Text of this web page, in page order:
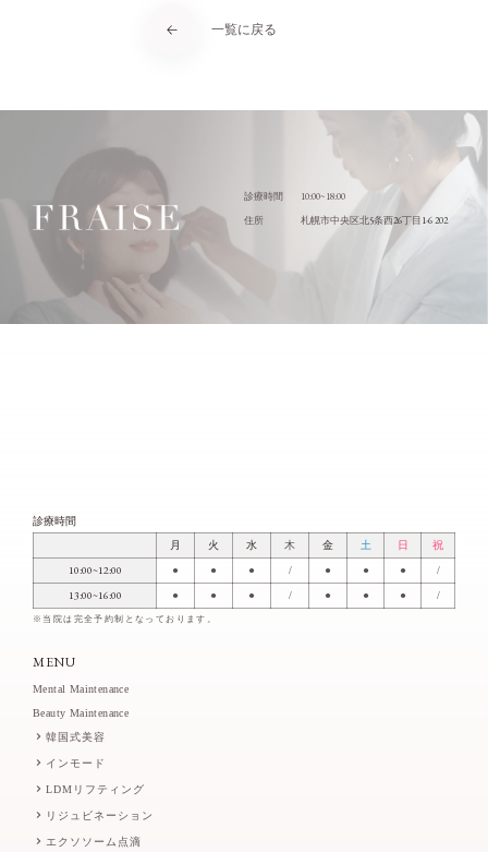
一覧に戻る
診療時間 10:00~18:00
住所 札幌市中央区北5条西26丁目 1-6 202
診療時間
月
火 水 木 金 土 日 祝
10:00~12:00 ● ● ● / ● ● ● /
13:00~16:00 ● ● ● / ● ● ● /
※当院は完全予約制となっております。
MENU
Mental Maintenance
Beauty Maintenance
韓国式美容
インモード
LDMリフティング
リジュビネーション
エクソソーム点滴